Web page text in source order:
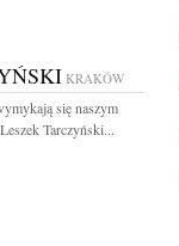
KRAKÓW
się naszym
Tarczyński...